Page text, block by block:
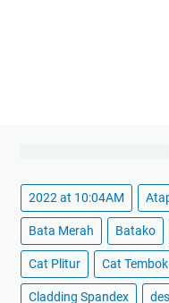
2022 at 10:04AM
Bata Merah Batako
Cat Plitur Cat Tembok
Cladding Spandex